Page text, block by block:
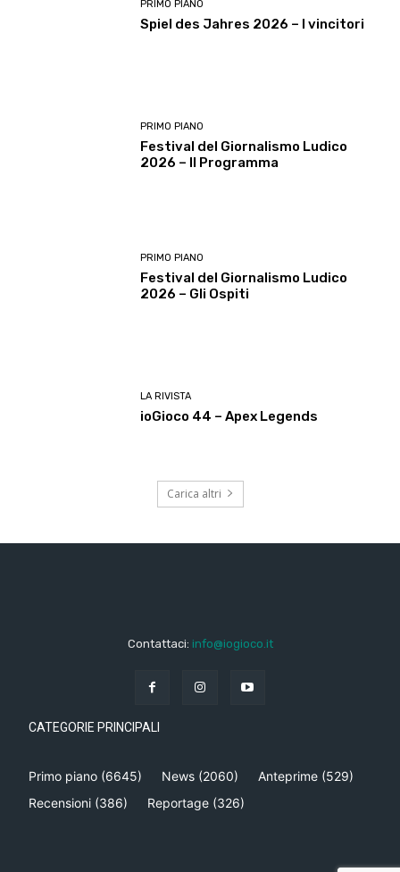
PRIMO PIANO
Spiel des Jahres 2026 – I vincitori
PRIMO PIANO
Festival del Giornalismo Ludico
2026 – Il Programma
PRIMO PIANO
Festival del Giornalismo Ludico
2026 – Gli Ospiti
LA RIVISTA
ioGioco 44 – Apex Legends
Carica altri
Contattaci: info@iogioco.it
CATEGORIE PRINCIPALI
Primo piano (6645) News (2060) Anteprime (529)
Recensioni (386) Reportage (326)